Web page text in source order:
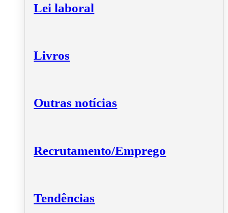
Lei laboral
Livros
Outras notícias
Recrutamento/Emprego
Tendências